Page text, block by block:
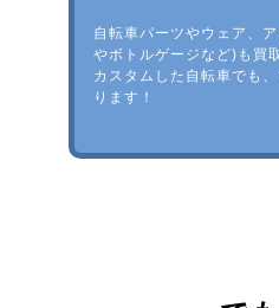
自転車パーツやウェア、
やボトルゲージなど)も買
カスタムした自転車でも
ります！